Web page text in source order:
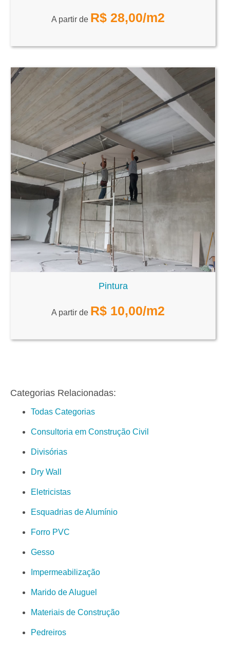
A partir de R$ 28,00/m2
Pintura
A partir de R$ 10,00/m2
Categorias Relacionadas:
Todas Categorias
Consultoria em Construção Civil
Divisórias
Dry Wall
Eletricistas
Esquadrias de Alumínio
Forro PVC
Gesso
Impermeabilização
Marido de Aluguel
Materiais de Construção
Pedreiros